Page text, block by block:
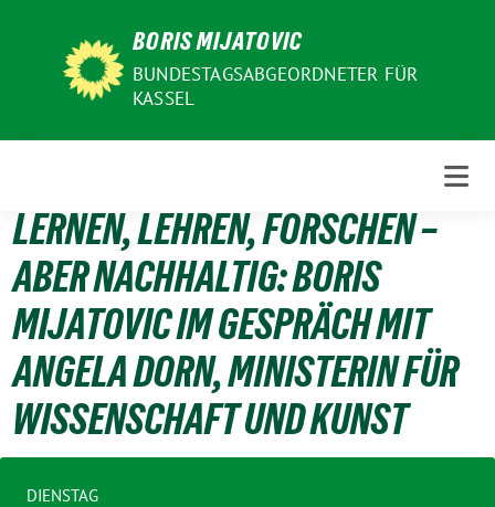
BORIS MIJATOVIC
BUNDESTAGSABGEORDNETER FÜR
KASSEL
LERNEN, LEHREN, FORSCHEN –
ABER NACHHALTIG: BORIS
MIJATOVIC IM GESPRÄCH MIT
ANGELA DORN, MINISTERIN FÜR
WISSENSCHAFT UND KUNST
DIENSTAG